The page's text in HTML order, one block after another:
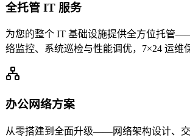
全托管 IT 服务
为您的整个 IT 基础设施提供全方位托管
络监控、系统巡检与性能调优，7×24 运维
办公网络方案
从零搭建到全面升级——网络架构设计、